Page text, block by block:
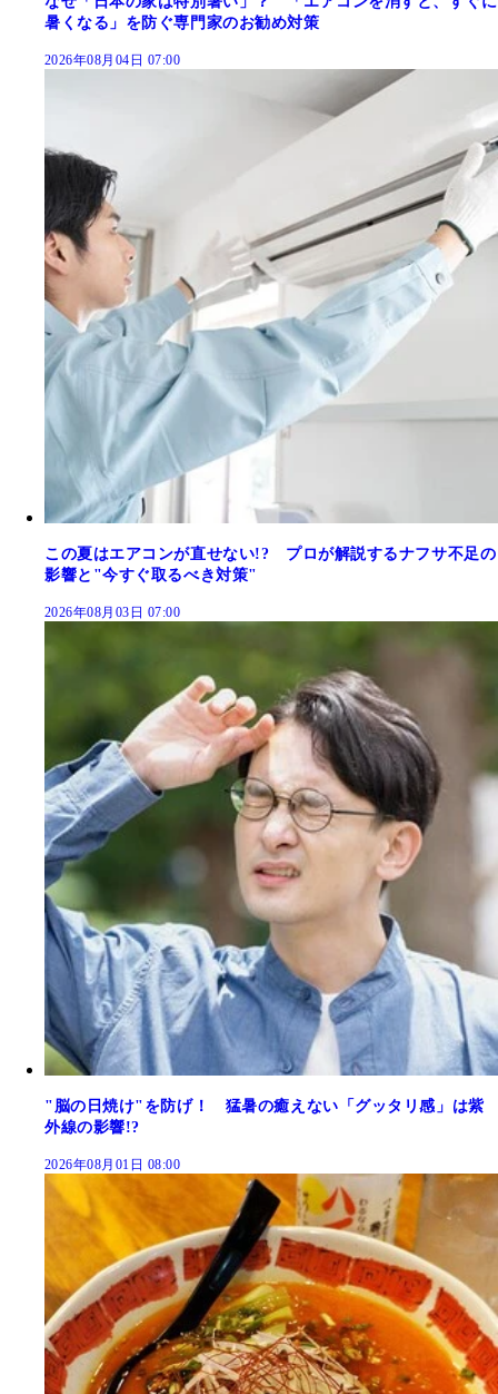
暑くなる」を防ぐ専門家のお勧め対策
2026年08月04日 07:00
この夏はエアコンが直せない!? プロが解説するナフサ不足の
影響と"今すぐ取るべき対策"
2026年08月03日 07:00
"脳の日焼け"を防げ！ 猛暑の癒えない「グッタリ感」は紫
外線の影響!?
2026年08月01日 08:00